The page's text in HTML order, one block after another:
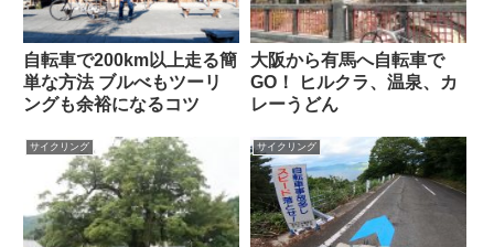
自転車で200km以上走る簡
単な方法 ブルべもツーリ
ングも余裕になるコツ
大阪から有馬へ自転車で
GO！ ヒルクラ、温泉、カ
レーうどん
サイクリング サイクリング